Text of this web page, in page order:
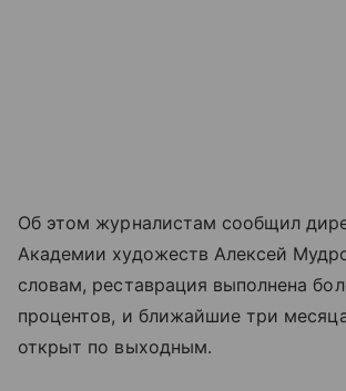
Об этом журналистам сообщил
Академии художеств Алексей
словам, реставрация выполнена
процентов, и ближайшие три
открыт по выходным.